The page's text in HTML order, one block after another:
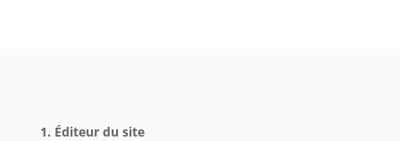
1. Éditeur du site